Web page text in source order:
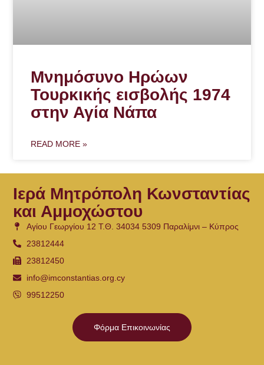
Μνημόσυνο Ηρώων
Τουρκικής εισβολής 1974
στην Αγία Νάπα
READ MORE »
Ιερά Μητρόπολη Κωνσταντίας
και Αμμοχώστου
Αγίου Γεωργίου 12 Τ.Θ. 34034 5309 Παραλίμνι – Κύπρος
23812444
23812450
info@imconstantias.org.cy
99512250
Φόρμα Επικοινωνίας